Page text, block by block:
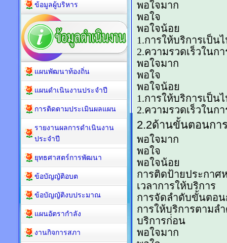
ข้อมูลผู้บริหาร
แผนพัฒนาท้องถิ่น
แผนดำเนินงานประจำปี
การติดตามประเมินผลแผน
รายงานผลการดำเนินงาน
ประจำปี
ยุทธศาสตร์การพัฒนา
ข้อบัญญัติอบต
ข้อบัญญัติงบประมาณ
แผนอัตรากำลัง
งานกิจการสภา